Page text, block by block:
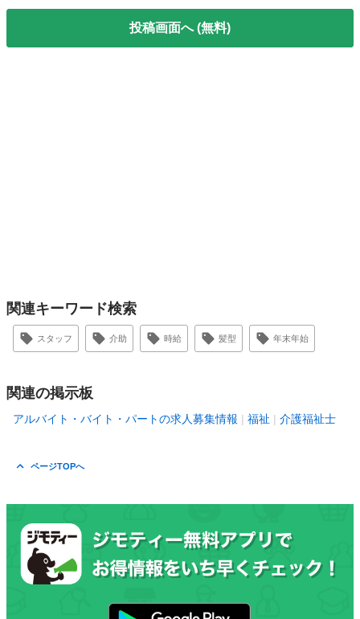
投稿画面へ (無料)
関連キーワード検索
スタッフ 介助 時給 髪型 年末年始
関連の掲示板
アルバイト・バイト・パートの求人募集情報 福祉 介護福祉士
ページTOPへ